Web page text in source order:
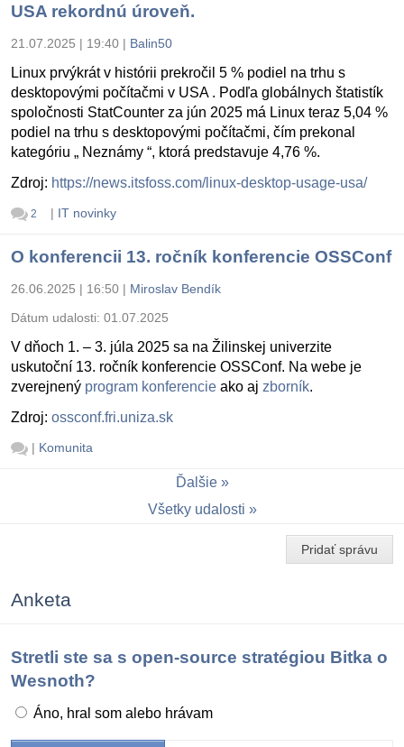
USA rekordnú úroveň.
21.07.2025 | 19:40 | Balin50
Linux prvýkrát v histórii prekročil 5 % podiel na trhu s
desktopovými počítačmi v USA . Podľa globálnych štatistík
spoločnosti StatCounter za jún 2025 má Linux teraz 5,04 %
podiel na trhu s desktopovými počítačmi, čím prekonal
kategóriu „ Neznámy “, ktorá predstavuje 4,76 %.
Zdroj: https://news.itsfoss.com/linux-desktop-usage-usa/
2 | IT novinky
O konferencii 13. ročník konferencie OSSConf
26.06.2025 | 16:50 | Miroslav Bendík
Dátum udalosti: 01.07.2025
V dňoch 1. – 3. júla 2025 sa na Žilinskej univerzite
uskutoční 13. ročník konferencie OSSConf. Na webe je
zverejnený program konferencie ako aj zborník.
Zdroj: ossconf.fri.uniza.sk
| Komunita
Ďalšie
Všetky udalosti
Pridať správu
Anketa
Stretli ste sa s open-source stratégiou Bitka o
Wesnoth?
Áno, hral som alebo hrávam